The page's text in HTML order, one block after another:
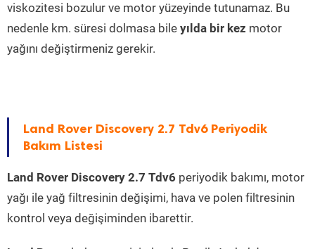
viskozitesi bozulur ve motor yüzeyinde tutunamaz. Bu
nedenle km. süresi dolmasa bile yılda bir kez motor
yağını değiştirmeniz gerekir.
Land Rover Discovery 2.7 Tdv6 Periyodik
Bakım Listesi
Land Rover Discovery 2.7 Tdv6 periyodik bakımı, motor
yağı ile yağ filtresinin değişimi, hava ve polen filtresinin
kontrol veya değişiminden ibarettir.